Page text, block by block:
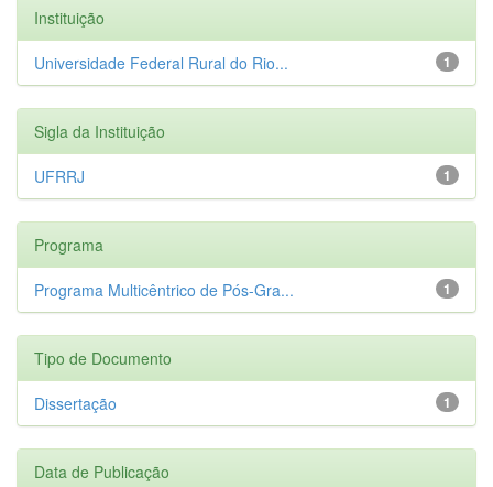
Instituição
1
Universidade Federal Rural do Rio...
Sigla da Instituição
1
UFRRJ
Programa
1
Programa Multicêntrico de Pós-Gra...
Tipo de Documento
1
Dissertação
Data de Publicação